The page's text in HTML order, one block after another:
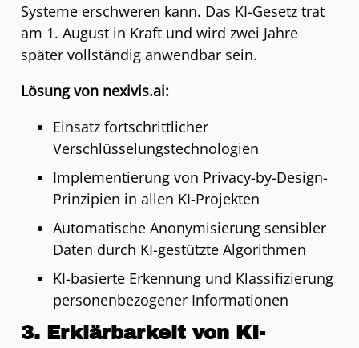
Systeme erschweren kann. Das KI-Gesetz trat
am 1. August in Kraft und wird zwei Jahre
später vollständig anwendbar sein.
Lösung von nexivis.ai:
Einsatz fortschrittlicher
Verschlüsselungstechnologien
Implementierung von Privacy-by-Design-
Prinzipien in allen KI-Projekten
Automatische Anonymisierung sensibler
Daten durch KI-gestützte Algorithmen
KI-basierte Erkennung und Klassifizierung
personenbezogener Informationen
3. Erklärbarkeit von KI-